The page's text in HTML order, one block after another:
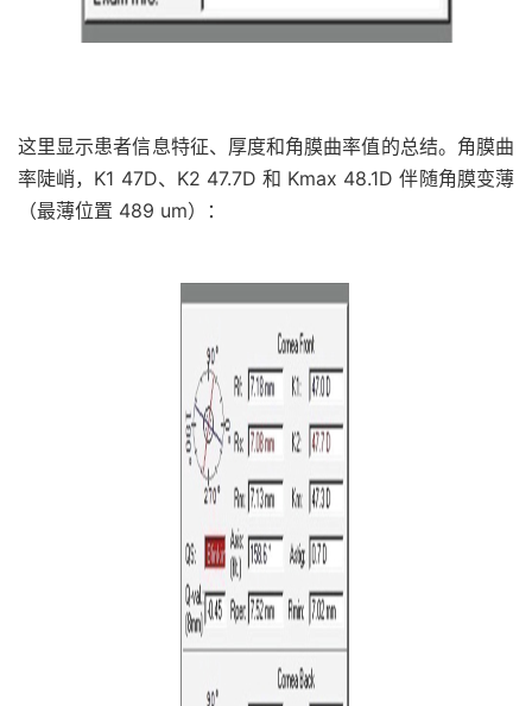
这里显示患者信息特征、厚度和角膜曲率值的总结。角膜曲
率陡峭，K1 47D、K2 47.7D 和 Kmax 48.1D 伴随角膜变薄
（最薄位置 489 um）：